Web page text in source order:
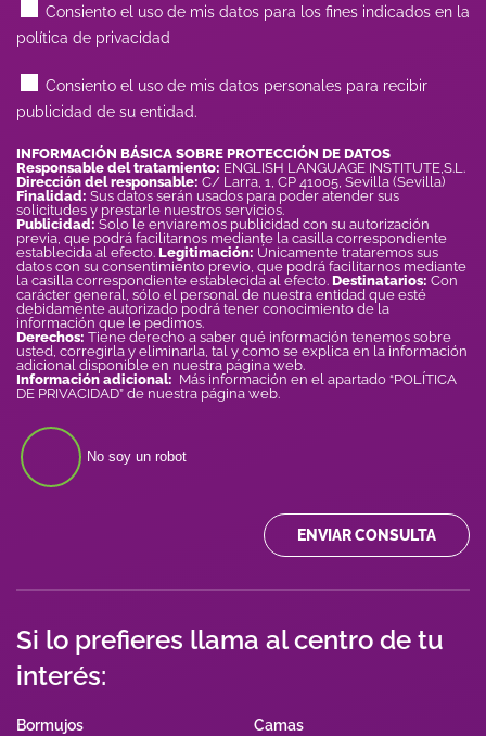
Consiento el uso de mis datos para los fines indicados en la
política de privacidad
Consiento el uso de mis datos personales para recibir
publicidad de su entidad.
INFORMACIÓN BÁSICA SOBRE PROTECCIÓN DE DATOS
Responsable del tratamiento: ENGLISH LANGUAGE INSTITUTE,S.L.
Dirección del responsable: C/ Larra, 1, CP 41005, Sevilla (Sevilla)
Finalidad: Sus datos serán usados para poder atender sus
solicitudes y prestarle nuestros servicios.
Publicidad: Solo le enviaremos publicidad con su autorización
previa, que podrá facilitarnos mediante la casilla correspondiente
establecida al efecto. Legitimación: Únicamente trataremos sus
datos con su consentimiento previo, que podrá facilitarnos mediante
la casilla correspondiente establecida al efecto. Destinatarios: Con
carácter general, sólo el personal de nuestra entidad que esté
debidamente autorizado podrá tener conocimiento de la
información que le pedimos.
Derechos: Tiene derecho a saber qué información tenemos sobre
usted, corregirla y eliminarla, tal y como se explica en la información
adicional disponible en nuestra página web.
Información adicional: Más información en el apartado “POLÍTICA
DE PRIVACIDAD” de nuestra página web.
No soy un robot
ENVIAR CONSULTA
Si lo prefieres llama al centro de tu
interés:
Bormujos Camas